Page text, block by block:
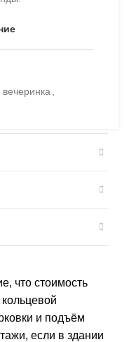
что стоимость
и подъём
если в здании